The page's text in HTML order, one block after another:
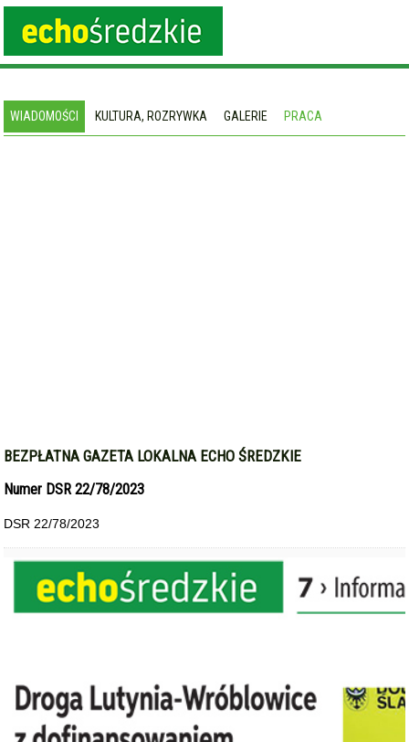
WIADOMOŚCI KULTURA, ROZRYWKA GALERIE PRACA
BEZPŁATNA GAZETA LOKALNA ECHO ŚREDZKIE
Numer DSR 22/78/2023
DSR 22/78/2023